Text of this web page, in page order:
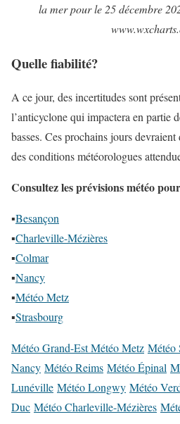
la mer pour le 25 décembre
Quelle fiabilité?
A ce jour, des incertitudes sont
l’anticyclone qui impactera en partie
basses. Ces prochains jours
des conditions météorologues
Consultez les prévisions météo
▪Besançon
▪Charleville-Mézières
▪Colmar
▪Nancy
▪Météo Metz
▪Strasbourg
Météo Grand-Est Météo Metz Météo
Nancy Météo Reims Météo Épinal
Lunéville Météo Longwy Météo
Duc Météo Charleville-Mézières